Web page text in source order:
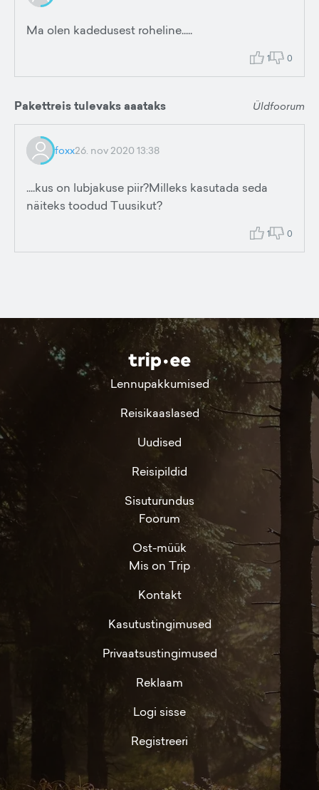
Ma olen kadedusest roheline.....
1 0
Pakettreis tulevaks aaataks Üldfoorum
foxx26. nov 2020 13:38
....kus on lubjakuse piir?Milleks kasutada seda
näiteks toodud Tuusikut?
1 0
Lennupakkumised
Reisikaaslased
Uudised
Reisipildid
Sisuturundus
Foorum
Ost-müük
Mis on Trip
Kontakt
Kasutustingimused
Privaatsustingimused
Reklaam
Logi sisse
Registreeri